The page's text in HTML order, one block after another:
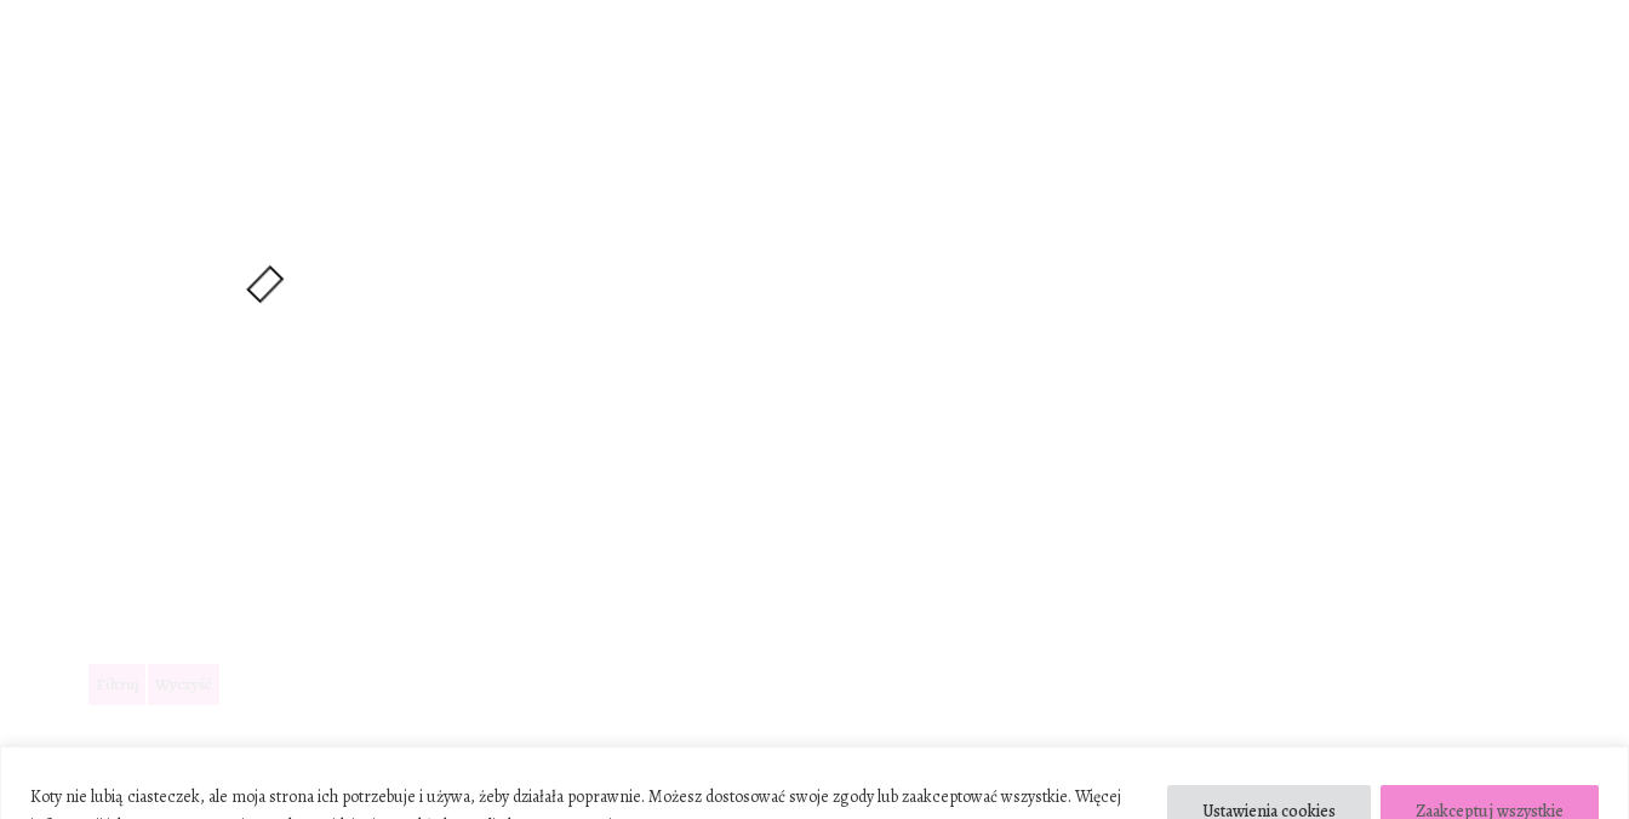
Koty nie lubią ciasteczek, ale moja strona ich potrzebuje i używa, żeby działała poprawnie. Możesz dostosować swoje zgody lub zaakceptować wszystkie. Więcej
Ustawienia cookies Zaakceptuj wszystkie